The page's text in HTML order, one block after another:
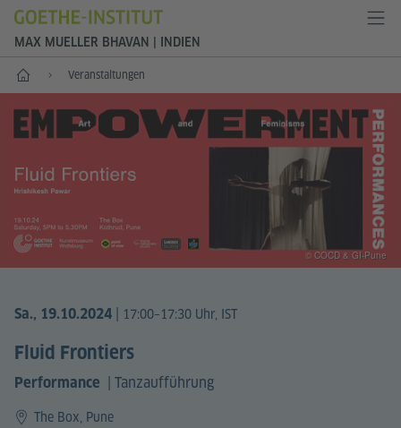
MAX MUELLER BHAVAN | INDIEN
Start Veranstaltungen
Sa., 19.10.2024 17:00–17:30 Uhr, IST
Fluid Frontiers
Performance | Tanzaufführung
The Box, Pune
© COCD & GI-Pune